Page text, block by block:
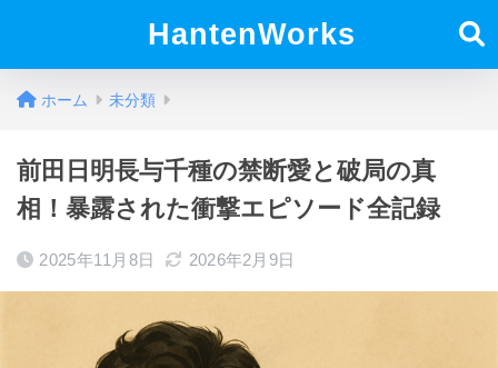
HantenWorks
ホーム 未分類
前田日明長与千種の禁断愛と破局の真
相！暴露された衝撃エピソード全記録
2025年11月8日 2026年2月9日